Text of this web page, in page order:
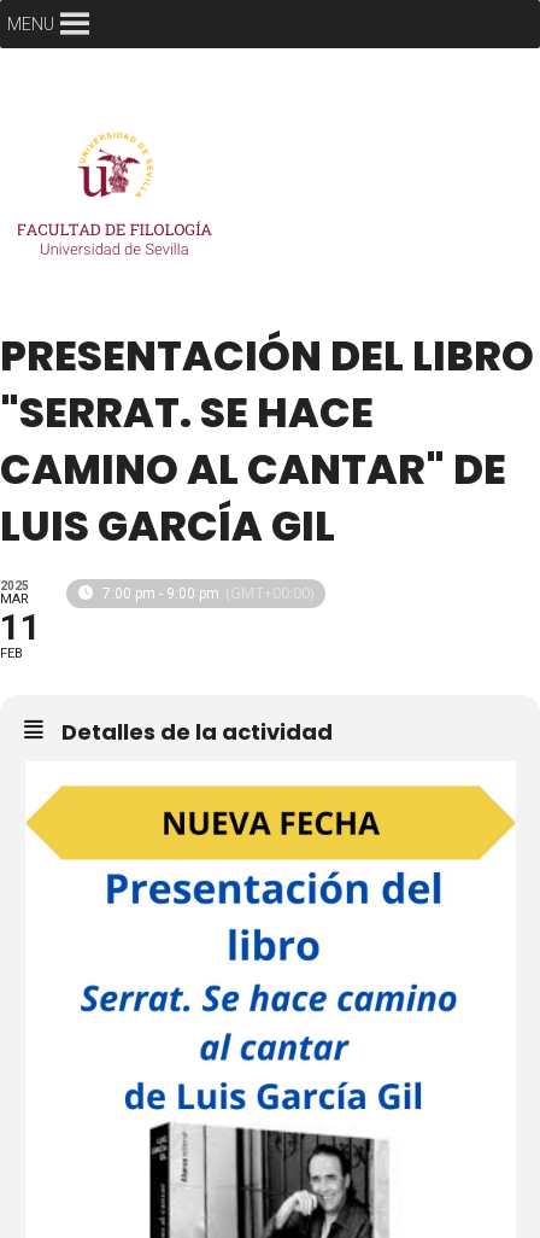
MENU
PRESENTACIÓN DEL LIBRO
"SERRAT. SE HACE
CAMINO AL CANTAR" DE
LUIS GARCÍA GIL
2025
MAR
11
FEB
7:00 pm - 9:00 pm (GMT+00:00)
Detalles de la actividad